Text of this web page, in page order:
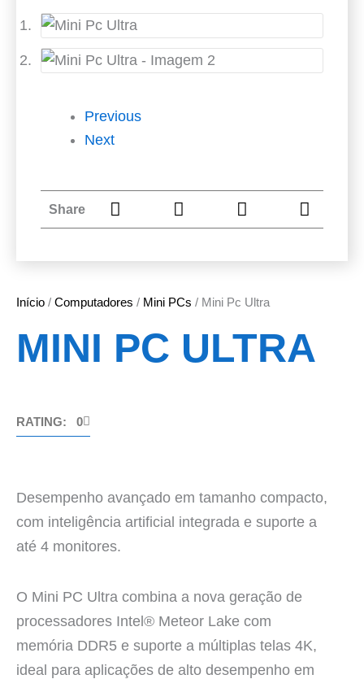
Início / Computadores / Mini PCs / Mini Pc Ultra
MINI PC ULTRA
RATING: 0
Desempenho avançado em tamanho compacto,
com inteligência artificial integrada e suporte a
até 4 monitores.
O Mini PC Ultra combina a nova geração de
processadores Intel® Meteor Lake com
memória DDR5 e suporte a múltiplas telas 4K,
ideal para aplicações de alto desempenho em
Previous
Next
Share